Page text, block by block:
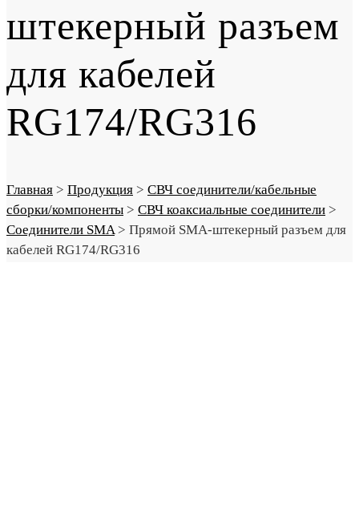
штекерный разъем
для кабелей
RG174/RG316
Главная > Продукция > СВЧ соединители/кабельные
сборки/компоненты > СВЧ коаксиальные соединители >
Соединители SMA > Прямой SMA-штекерный разъем для
кабелей RG174/RG316